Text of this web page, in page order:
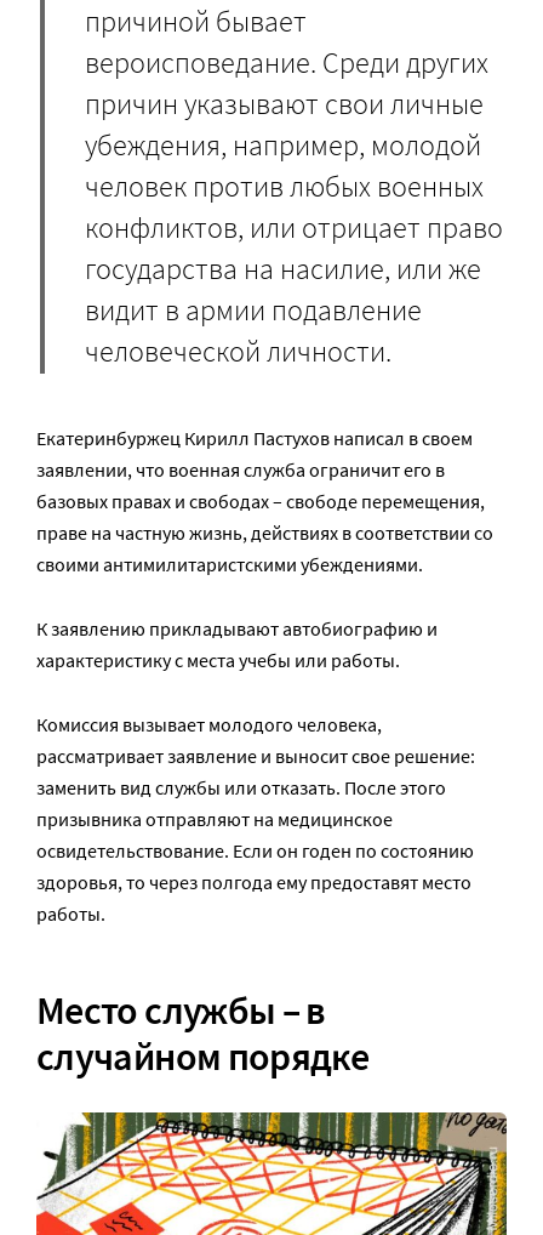
причиной бывает
вероисповедание. Среди других
причин указывают свои личные
убеждения, например, молодой
человек против любых военных
конфликтов, или отрицает право
государства на насилие, или же
видит в армии подавление
человеческой личности.
Екатеринбуржец Кирилл Пастухов написал в своем
заявлении, что военная служба ограничит его в
базовых правах и свободах – свободе перемещения,
праве на частную жизнь, действиях в соответствии со
своими антимилитаристскими убеждениями.
К заявлению прикладывают автобиографию и
характеристику с места учебы или работы.
Комиссия вызывает молодого человека,
рассматривает заявление и выносит свое решение:
заменить вид службы или отказать. После этого
призывника отправляют на медицинское
освидетельствование. Если он годен по состоянию
здоровья, то через полгода ему предоставят место
работы.
Место службы – в
случайном порядке